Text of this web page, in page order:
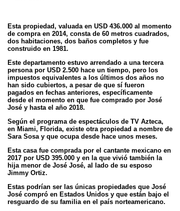
Esta propiedad, valuada en USD 436.000 al momento
de compra en 2014, consta de 60 metros cuadrados,
dos habitaciones, dos baños completos y fue
construido en 1981.
Este departamento estuvo arrendado a una tercera
persona por USD 2.500 hace un tiempo, pero los
impuestos equivalentes a los últimos dos años no
han sido cubiertos, a pesar de que sí fueron
pagados en fechas anteriores, específicamente
desde el momento en que fue comprado por José
José y hasta el año 2018.
Según el programa de espectáculos de TV Azteca,
en Miami, Florida, existe otra propiedad a nombre de
Sara Sosa y que ocupa desde hace unos meses.
Esta casa fue comprada por el cantante mexicano en
2017 por USD 395.000 y en la que vivió también la
hija menor de José José, al lado de su esposo
Jimmy Ortiz.
Estas podrían ser las únicas propiedades que José
José compró en Estados Unidos y que están bajo el
resguardo de su familia en el país norteamericano.